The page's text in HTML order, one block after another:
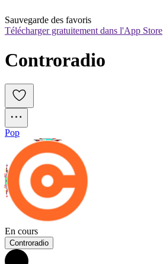
Sauvegarde des favoris
Télécharger gratuitement dans l'App Store
Controradio
Pop
En cours
Controradio